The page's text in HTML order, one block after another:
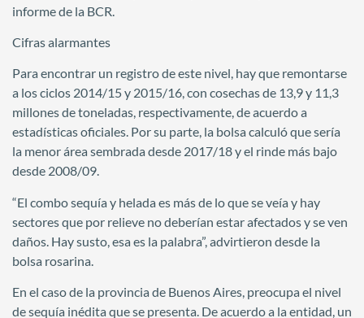
informe de la BCR.
Cifras alarmantes
Para encontrar un registro de este nivel, hay que remontarse
a los ciclos 2014/15 y 2015/16, con cosechas de 13,9 y 11,3
millones de toneladas, respectivamente, de acuerdo a
estadísticas oficiales. Por su parte, la bolsa calculó que sería
la menor área sembrada desde 2017/18 y el rinde más bajo
desde 2008/09.
“El combo sequía y helada es más de lo que se veía y hay
sectores que por relieve no deberían estar afectados y se ven
daños. Hay susto, esa es la palabra”, advirtieron desde la
bolsa rosarina.
En el caso de la provincia de Buenos Aires, preocupa el nivel
de sequía inédita que se presenta. De acuerdo a la entidad, un